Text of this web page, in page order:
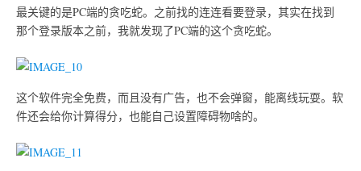
最关键的是PC端的贪吃蛇。之前找的连连看要登录，其实在找到
那个登录版本之前，我就发现了PC端的这个贪吃蛇。
这个软件完全免费，而且没有广告，也不会弹窗，能离线玩耍。软
件还会给你计算得分，也能自己设置障碍物啥的。